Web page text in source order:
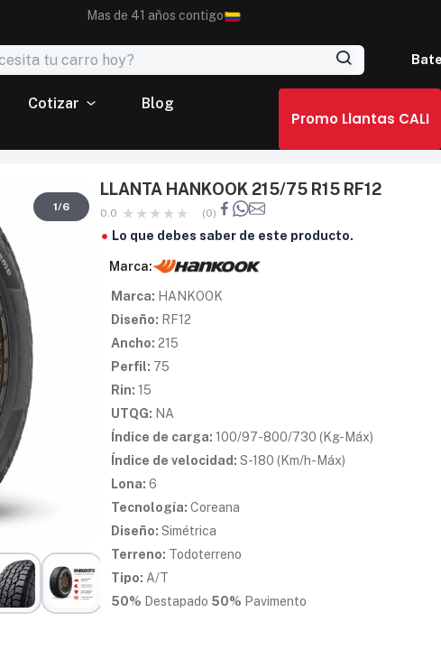
Mas de 41 años contigo
Cotizar
Blog
Promo Llantas CALI
1/6
LLANTA HANKOOK 215/75 R15 RF12
0.0 (0)
Lo que debes saber de este producto.
Marca:
Marca: HANKOOK
Diseño: RF12
Ancho: 215
Perfil: 75
Rin: 15
UTQG: NA
Índice de carga: 100/97-800/730 (Kg-Máx)
Índice de velocidad: S-180 (Km/h-Máx)
Lona: 6
Tecnología: Coreana
Diseño: Simétrica
Terreno: Todoterreno
Tipo: A/T
50% Destapado 50% Pavimento